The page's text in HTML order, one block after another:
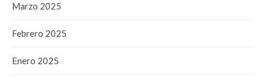
Marzo 2025
Febrero 2025
Enero 2025